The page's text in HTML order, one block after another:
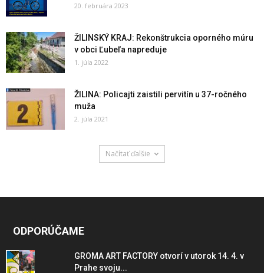
20. februára 2023
ŽILINSKÝ KRAJ: Rekonštrukcia oporného múru
v obci Ľubeľa napreduje
1. júla 2022
ŽILINA: Policajti zaistili pervitín u 37-ročného
muža
2. júla 2021
Načítať ďalšie
ODPORÚČAME
GROMA ART FACTORY otvorí v utorok 14. 4. v
Prahe svoju...